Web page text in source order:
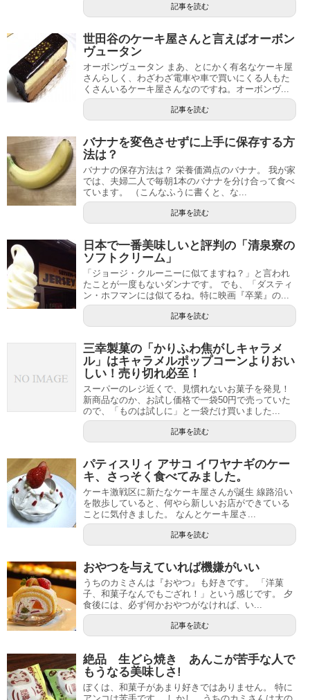
記事を読む
世田谷のケーキ屋さんと言えばオーボン
ヴュータン
オーボンヴュータン まあ、とにかく有名なケーキ屋
さんらしく、わざわざ電車や車で買いにくる人もた
くさんいるケーキ屋さんなのですね。オーボンヴ...
記事を読む
バナナを変色させずに上手に保存する方
法は？
バナナの保存方法は？ 栄養価満点のバナナ。 我が家
では、夫婦二人で毎朝1本のバナナを分け合って食べ
ています。 （こんなふうに書くと、な...
記事を読む
日本で一番美味しいと評判の「清泉寮の
ソフトクリーム」
「ジョージ・クルーニーに似てますね？」と言われ
たことが一度もないダンナです。 でも、「ダスティ
ン・ホフマンには似てるね。特に映画『卒業』の...
記事を読む
三幸製菓の「かりふわ焦がしキャラメ
ル」はキャラメルポップコーンよりおい
しい！売り切れ必至！
スーパーのレジ近くで、見慣れないお菓子を発見！
新商品なのか、お試し価格で一袋50円で売っていた
ので、「ものは試しに」と一袋だけ買いました...
記事を読む
パティスリィ アサコ イワヤナギのケー
キ、さっそく食べてみました。
ケーキ激戦区に新たなケーキ屋さんが誕生 線路沿い
を散歩していると、何やら新しいお店ができている
ことに気付きました。 なんとケーキ屋さ...
記事を読む
おやつを与えていれば機嫌がいい
うちのカミさんは『おやつ』も好きです。 「洋菓
子、和菓子なんでもござれ！」という感じです。 夕
食後には、必ず何かおやつがなければ、い...
記事を読む
絶品 生どら焼き あんこが苦手な人で
もうなる美味しさ!
ぼくは、和菓子があまり好きではありません。 特に